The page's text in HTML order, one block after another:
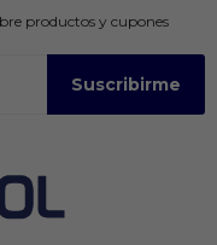
productos y cupones
Suscribirme